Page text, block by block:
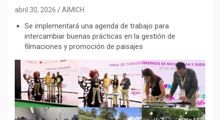
abril 30, 2026 AIMICH
Se implementará una agenda de trabajo para
intercambiar buenas prácticas en la gestión de
filmaciones y promoción de paisajes